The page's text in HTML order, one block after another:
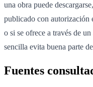
una obra puede
publicado con autorización
o si se ofrece a través de
sencilla evita buena parte
Fuentes